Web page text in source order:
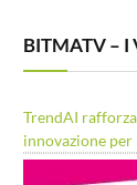
BITMATV – I
TrendAI
innovazione